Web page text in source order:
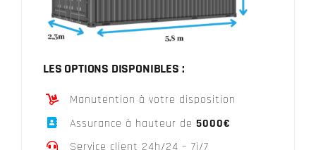
LES OPTIONS DISPONIBLES :
Manutention à votre disposition
Assurance à hauteur de5000€
Service client 24h/24 – 7j/7